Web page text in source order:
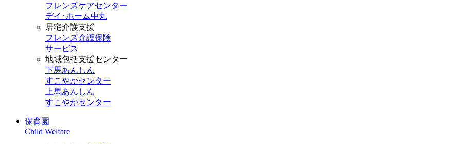
フレンズケアセンター
デイ･ホーム中丸
居宅介護支援
フレンズ介護保険
サービス
地域包括支援センター
下馬あんしん
すこやかセンター
上馬あんしん
すこやかセンター
保育園
Child Welfare